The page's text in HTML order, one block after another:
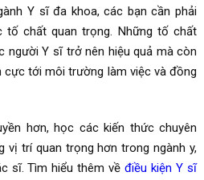
Y sĩ đa khoa, các bạn cần phải
tố chất quan trọng. Những tố chất
người Y sĩ trở nên hiệu quả mà còn
tới môi trường làm việc và đồng
hơn, học các kiến thức chuyên
vị trí quan trọng hơn trong ngành y,
sĩ. Tìm hiểu thêm vềđiều kiện Y sĩ